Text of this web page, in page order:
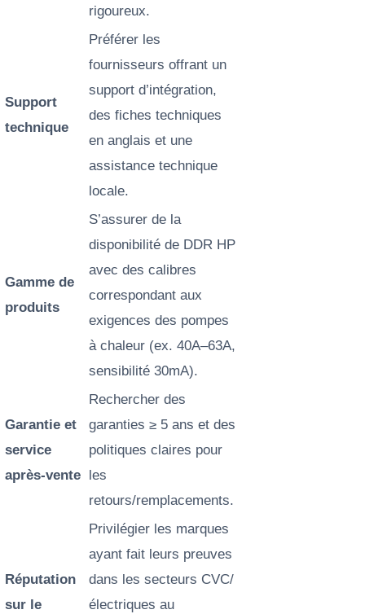
rigoureux.
Support
technique
Préférer les
fournisseurs offrant un
support d’intégration,
des fiches techniques
en anglais et une
assistance technique
locale.
Gamme de
produits
S’assurer de la
disponibilité de DDR HP
avec des calibres
correspondant aux
exigences des pompes
à chaleur (ex. 40A–63A,
sensibilité 30mA).
Garantie et
service
après-vente
Rechercher des
garanties ≥ 5 ans et des
politiques claires pour
les
retours/remplacements.
Réputation
sur le
Privilégier les marques
ayant fait leurs preuves
dans les secteurs CVC/
électriques au